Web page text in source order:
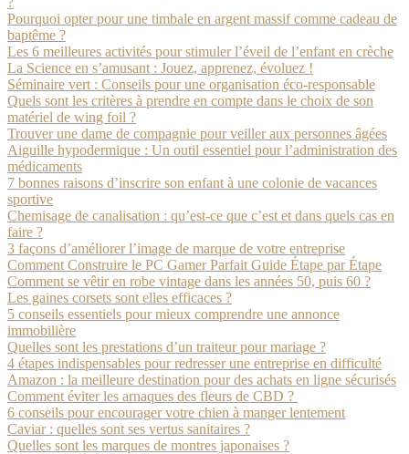
Pourquoi opter pour une timbale en argent massif comme cadeau de
baptême ?
Les 6 meilleures activités pour stimuler l’éveil de l’enfant en crèche
La Science en s’amusant : Jouez, apprenez, évoluez !
Séminaire vert : Conseils pour une organisation éco-responsable
Quels sont les critères à prendre en compte dans le choix de son
matériel de wing foil ?
Trouver une dame de compagnie pour veiller aux personnes âgées
Aiguille hypodermique : Un outil essentiel pour l’administration des
médicaments
7 bonnes raisons d’inscrire son enfant à une colonie de vacances
sportive
Chemisage de canalisation : qu’est-ce que c’est et dans quels cas en
faire ?
3 façons d’améliorer l’image de marque de votre entreprise
Comment Construire le PC Gamer Parfait Guide Étape par Étape
Comment se vêtir en robe vintage dans les années 50, puis 60 ?
Les gaines corsets sont elles efficaces ?
5 conseils essentiels pour mieux comprendre une annonce
immobilière
Quelles sont les prestations d’un traiteur pour mariage ?
4 étapes indispensables pour redresser une entreprise en difficulté
Amazon : la meilleure destination pour des achats en ligne sécurisés
Comment éviter les arnaques des fleurs de CBD ?
6 conseils pour encourager votre chien à manger lentement
Caviar : quelles sont ses vertus sanitaires ?
Quelles sont les marques de montres japonaises ?